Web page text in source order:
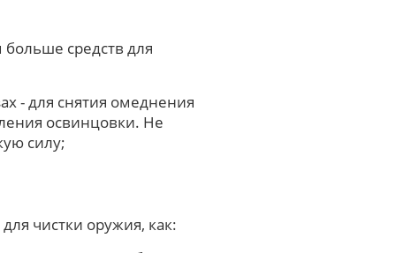
средств для
- для снятия омеднения
освинцовки. Не
силу;
чистки оружия, как: